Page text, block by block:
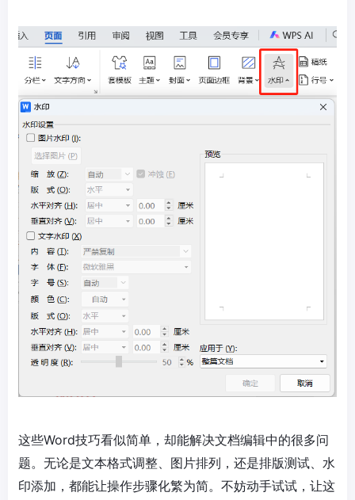
这些Word技巧看似简单，却能解决文档编辑中的很多问
题。无论是文本格式调整、图片排列，还是排版测试、水
印添加，都能让操作步骤化繁为简。不妨动手试试，让这